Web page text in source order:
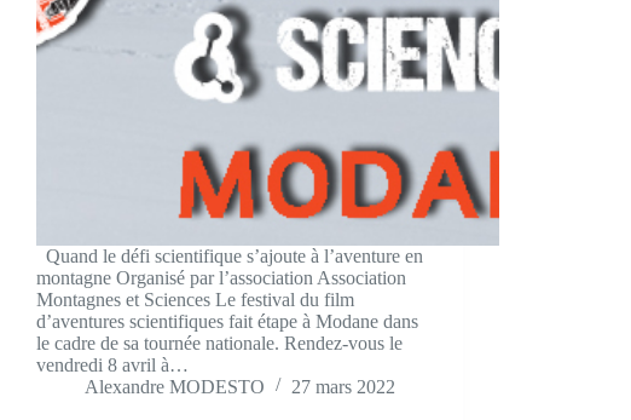
Quand le défi scientifique s’ajoute à l’aventure en
montagne Organisé par l’association Association
Montagnes et Sciences Le festival du film
d’aventures scientifiques fait étape à Modane dans
le cadre de sa tournée nationale. Rendez-vous le
vendredi 8 avril à…
Alexandre MODESTO
27 mars 2022